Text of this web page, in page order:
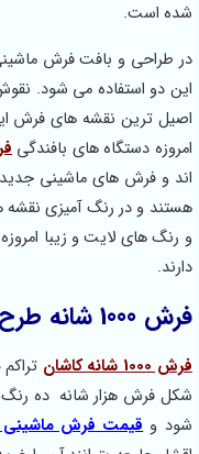
است.
طراحی و بافت فرش ماشینی
دو استفاده می شود. نقوش
ترین نقشه های فرش
دستگاه های بافندگی
و فرش های ماشینی جدید
و در رنگ آمیزی نقشه
رنگ های لایت و زیبا
شانه طرح روناک
شانه کاشان
فرش هزار شانه ده رنگ
وقیمت فرش ماشینی 1000 شانه